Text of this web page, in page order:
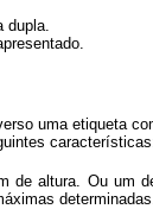
dupla.
uma etiqueta
de altura. Ou um